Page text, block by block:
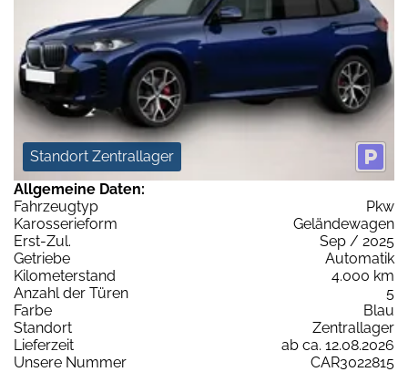
Standort Zentrallager
Allgemeine Daten:
Fahrzeugtyp
Pkw
Karosserieform
Geländewagen
Erst-Zul.
Sep / 2025
Getriebe
Automatik
Kilometerstand
4.000 km
Anzahl der Türen
5
Farbe
Blau
Standort
Zentrallager
Lieferzeit
ab ca. 12.08.2026
Unsere Nummer
CAR3022815